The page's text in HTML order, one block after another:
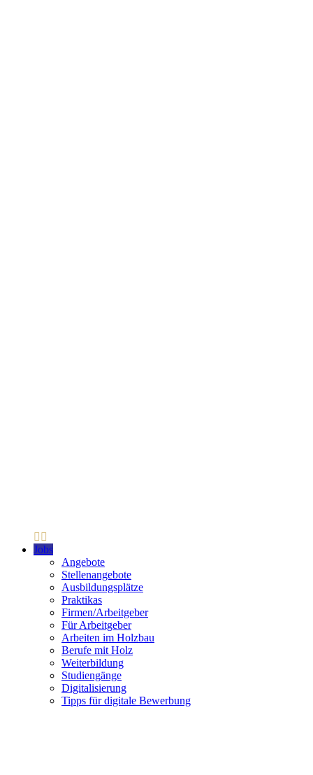
Jobs
Angebote
Stellenangebote
Ausbildungsplätze
Praktikas
Firmen/Arbeitgeber
Für Arbeitgeber
Arbeiten im Holzbau
Berufe mit Holz
Weiterbildung
Studiengänge
Digitalisierung
Tipps für digitale Bewerbung